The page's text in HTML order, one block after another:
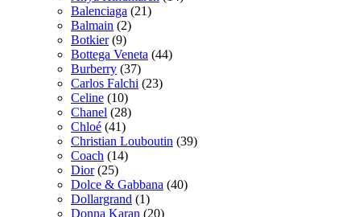
Balenciaga (21)
Balmain (2)
Botkier(9)
Bottega Veneta (44)
Burberry (37)
Carlos Falchi (23)
Celine (10)
Chanel (28)
Chloé (41)
Christian Louboutin (39)
Coach (14)
Dior(25)
Dolce & Gabbana (40)
Dollargrand (1)
Donna Karan (20)